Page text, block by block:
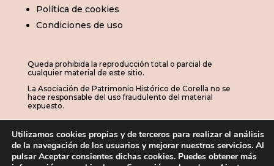
Política de cookies
Condiciones de uso
Queda prohibida la reproducción total o parcial de
cualquier material de este sitio.
La Asociación de Patrimonio Histórico de Corella no se
hace responsable del uso fraudulento del material
expuesto.
© 2026 | APHC · Asociación de Patrimonio
Utilizamos cookies propias y de terceros para realizar el análisis
de la navegación de los usuarios y mejorar nuestros servicios. Al
pulsar Aceptar consientes dichas cookies. Puedes obtener más